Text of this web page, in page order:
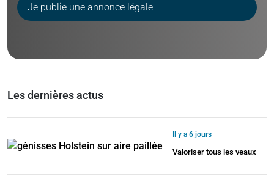
Je publie une annonce légale
Les dernières actus
Il y a 6 jours
Valoriser tous les veaux